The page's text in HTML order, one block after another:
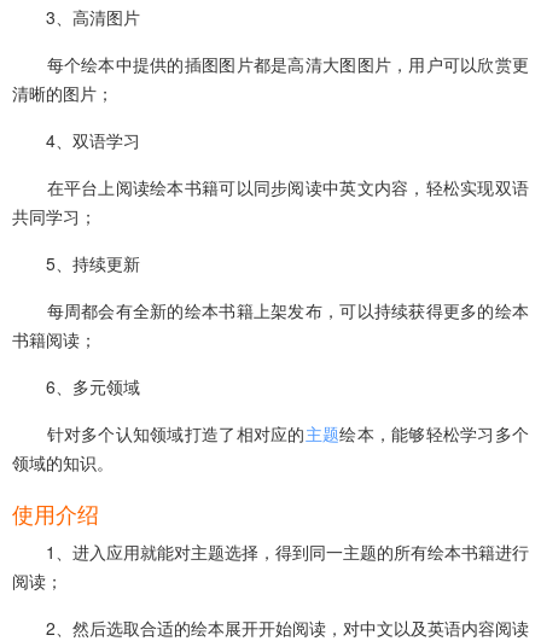
3、高清图片
每个绘本中提供的插图图片都是高清大图图片，用户可以欣赏更
清晰的图片；
4、双语学习
在平台上阅读绘本书籍可以同步阅读中英文内容，轻松实现双语
共同学习；
5、持续更新
每周都会有全新的绘本书籍上架发布，可以持续获得更多的绘本
书籍阅读；
6、多元领域
针对多个认知领域打造了相对应的主题绘本，能够轻松学习多个
领域的知识。
使用介绍
1、进入应用就能对主题选择，得到同一主题的所有绘本书籍进行
阅读；
2、然后选取合适的绘本展开开始阅读，对中文以及英语内容阅读